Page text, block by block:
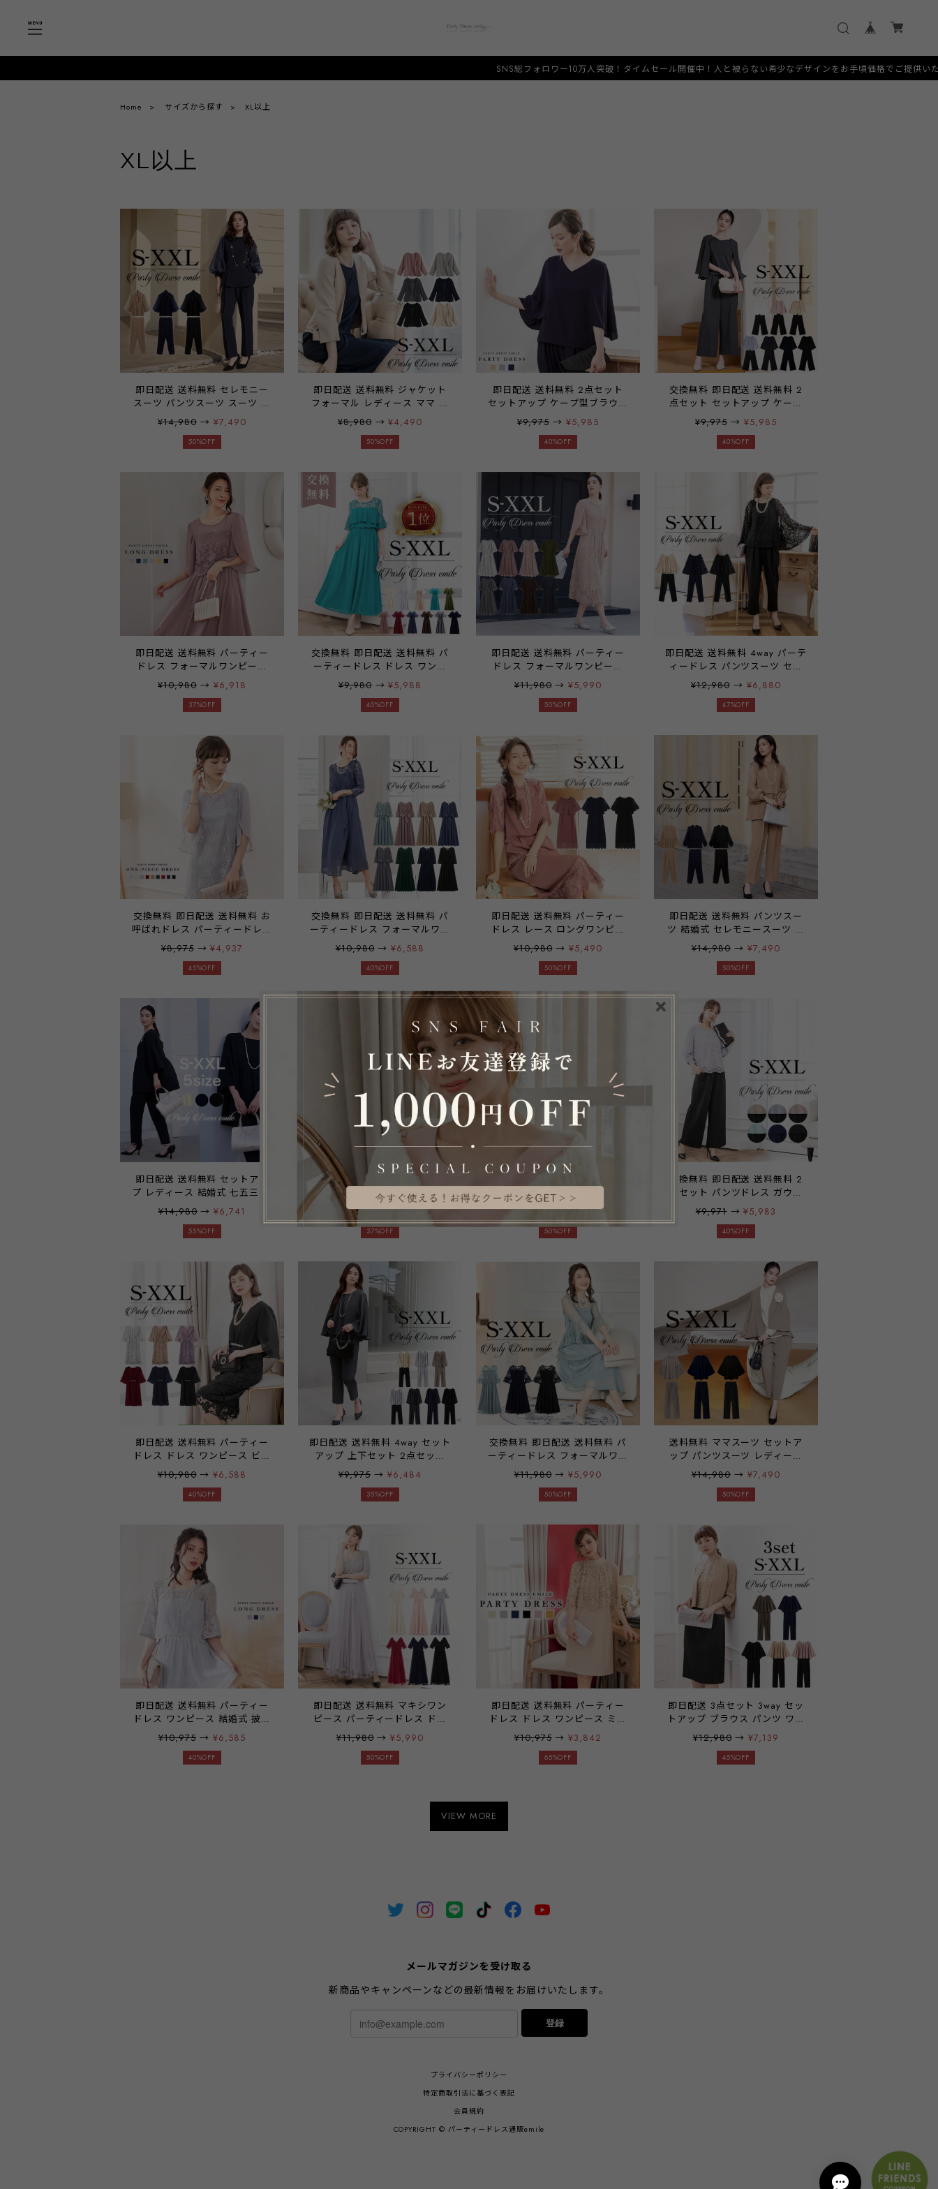
SNS総フォロワー10万人突破！タイムセール開催中！人と被らない希少なデザインをお手頃価格でご提供いたします。
Home サイズから探す XL以上
XL以上
即日配送 送料無料 セレモニー
スーツ パンツスーツ スーツ レ
ディース バルーンスリーブ マ
マスーツ センタープレス 入学
式 入園式 卒業式 卒園式 七五三
50代 30代 フォーマル セットア
ップ emile0359
¥14,980 → ¥7,490
50%OFF
即日配送 送料無料 ジャケット
フォーマル レディース ママ 母
ボレロ 結婚式 長袖 パーティー
大きいサイズ ノーカラー 羽織
お呼ばれ 七分袖 7分袖 レディー
emile0219
¥8,980→¥4,490
50%OFF
即日配送 送料無料 2点セット
セットアップ ケープ型ブラウス
パーティードレス パンツドレス
上下セット 袖有り パンツ 結婚
式 二次会 披露宴 パーティー ブ
ィス ワンピース ミセス レディ
ース 20代 30代 40代 大きいサ
イズ お呼ばれ ドレス
emile0117
¥9,975 → ¥5,985
40%OFF
交換無料 即日配送 送料無料 2
点セット セットアップ ケープ
型ブラウス ワイドパンツ パー
ティードレス パンツドレス 上
下セット 袖有り パンツ 結婚式
イダル ウェディング OL オフィ
ス ワンピース ミセス レディー
ス 20代 30代 40代 大きいサイ
ズ お呼ばれ ドレス emile0030
¥9,975 → ¥5,985
40%OFF
即日配送 送料無料 パーティー
ドレス フォーマルワンピース
フォーマルドレス ドレス 披露
宴 結婚式 二次会 入学式 卒業式
食事会 レース 五分袖 チューリ
ス ワンピース 大きいサイズ フ
レア ネイビー グレー グレーパ
ープル グレーブルー ブラック
マスタード emile0218
¥10,980 → ¥6,918
37%OFF
交換無料 即日配送 送料無料 パ
ーティードレス ドレス ワンピ
ース ロングドレス レース シフ
ォン フリル 袖有り マキシ丈 お
呼ばれドレス 結婚式 二次会 披
ティ パーティー ブライダル レ
ディース 20代 30代 40代 大き
いサイズ 体型カバー お呼ばれ
emile0051
¥9,980→¥5,988
40%OFF
即日配送 送料無料 パーティー
ドレス フォーマルワンピース
フォーマルドレス ドレス 披露
宴 結婚式 二次会 レース 長袖
七分袖 チューリップスリーブ
グレー グレーパープル オリー
ブグリーン emile0185
¥11,980→¥5,990
50%OFF
即日配送 送料無料 4way パーテ
ィードレス パンツスーツ セッ
トアップ 上下セット 3点セット
パンツドレス ドレス スーツ レ
ース 袖有り 袖なし ケープ フレ
披露宴 謝恩会 食事会 入学式 卒
園式 参観日 学校行事 パーティ
パーティー 通勤 オフィス レデ
ィース 20代 30代 40代 大きい
サイズ お呼ばれ emile0114
¥12,980 → ¥6,880
47%OFF
交換無料 即日配送 送料無料 お
呼ばれドレス パーティードレス
ドレス ワンピース ミディアム
ドレス レース シフォン 袖有り
膝丈 お呼ばれドレス 結婚式 二
ーティー ブライダル 通勤 オフ
ィス レディース 20代 30代 40
代 大きいサイズ お呼ばれ 雑誌
掲載商品 emile0017 77h55
¥8,975→¥4,937
45%OFF
交換無料 即日配送 送料無料 パ
ーティードレス フォーマルワン
ピース フォーマルドレス 披露
宴 結婚式 二次会 レース 袖つき
長袖 七分袖 レース袖 フレアワ
ストゴム ブラック ネイビー ブ
ルーグレー パープルグレー グ
リーン emile0190
¥10,980→¥6,588
40%OFF
即日配送 送料無料 パーティー
ドレス レース ロングワンピー
ス 結婚式 ドレス ワンピースド
レス レディース 袖あり 半袖 フ
ォーマル セレモニー お呼ばれ
服装 母親 入学式 二次会 披露宴
¥10,980→¥5,490
50%OFF
即日配送 送料無料 パンツスー
ツ 結婚式 セレモニースーツ 七
五三 入園式 服装 母親 卒園式
ママ プリーツ 切替 パンツドレ
ス スーツ 母 パーティードレス
きいサイズ セットアップ レデ
ィース 入学式 30代 40代 50代
おしゃれ コーデ 春 夏 秋 冬
emile0356
¥14,980 → ¥7,490
50%OFF
即日配送 送料無料 セットアッ
プ レディース 結婚式 七五三 マ
マスーツ パンツスーツ セレモ
ニースーツ ティアード カジュ
アル パンツドレス 大きいサイ
め 母親 服装 おしゃれ コーデ
入学式 卒業式 パーティー ネイ
ビー アプリコット ブラック
emile0381
¥14,980→¥6,741
55%OFF
交換無料 即日配送 送料無料 パ
ーティードレス フォーマルワン
ピース フォーマルドレス 披露
宴 結婚式 二次会 レース シフォ
ン シアー 袖つき 袖あり 長袖
ンピース ロング丈 ロング セッ
トアップ風 S M L XL XXL
emile0330
¥10,980→¥6,918
37%OFF
レロ レース ショール カーディ
ガン ティアー セクシー シフォ
ン 着痩せ 羽織物 ショール スト
ール パーティードレス 結婚式
いサイズ お呼ばれ ドレス k-
yymmm emile0008
¥5,980→¥2,990
50%OFF
交換無料 即日配送 送料無料 2
点セット パンツドレス ガウチ
ョパンツ レース ブラウス ドレ
ス セットアップ 上下セット パ
ーティードレス ドレス パンツ
結婚式 二次会 披露宴 パーティ
ー ブライダル 通勤 オフィス 学
校行事 レディース 20代 30代
40代 大きいサイズ お呼ばれ
emile0023
¥9,971→¥5,983
40%OFF
即日配送 送料無料 パーティー
ドレス ドレス ワンピース ビジ
ュードレス ミディアムドレス
レース シフォン ドレープ 袖有
り 膝丈 ハーフ丈 他と被らない
ーティ パーティー ブライダル
レディース 20代 30代 40代 大
きいサイズ お呼ばれ
emile0206
¥10,980→¥6,588
40%OFF
即日配送 送料無料 4way セット
アップ 上下セット 2点セット
パンツドレス パンツスーツ パ
ーティードレス ドレス スーツ
シフォン 袖有り ケープ フレア
露宴 謝恩会 食事会 入学式 卒園
式 参観日 学校行事 パーティ パ
ーティー ブライダル 通勤 オフ
ィス レディース 20代 30代 40
代 大きいサイズ お呼ばれ
emile0061
¥9,975 → ¥6,484
35%OFF
交換無料 即日配送 送料無料 パ
ーティードレス フォーマルワン
ピース フォーマルドレス 披露
宴 結婚式 二次会 レース 袖つき
長袖 七分袖 レース袖 フレアワ
ストゴム ベルスリーブ レース
切り替え シアー 透け感
emile0193
¥11,980→¥5,990
50%OFF
送料無料 ママスーツ セットア
ップ パンツスーツ レディース
2点セット 大きいサイズ ノーカ
ラージャケット パーティードレ
ス 結婚式 卒業式 スーツ 母 入
冬 emile0360
¥14,980 → ¥7,490
50%OFF
即日配送 送料無料 パーティー
ドレス ワンピース 結婚式 披露
宴 二次会 レース袖 袖あり 五分
袖 Aライン フレアワンピース
シフォン ウエストマーク パー
¥10,975 → ¥6,585
40%OFF
即日配送 送料無料 マキシワン
ピース パーティードレス ドレ
ス ワンピース ロングドレス レ
ース 袖有り ミモレ丈 結婚式 二
次会 披露宴 謝恩会 パーティ パ
ズ お呼ばれ emile0024
¥11,980→¥5,990
50%OFF
即日配送 送料無料 パーティー
ドレス ドレス ワンピース ミデ
ィアムドレス お呼ばれドレス
レース シフォン 袖有り 膝丈 結
婚式 二次会 披露宴 謝恩会 パー
大きいサイズ お呼ばれ
emile0016【アウトレット】
¥10,975→¥3,842
65%OFF
即日配送 3点セット 3way セッ
トアップ ブラウス パンツ ワン
ピース パーティードレス 上下
セット 袖有り 七分袖 パンツ 結
婚式 二次会 披露宴 謝恩会 パー
¥12,980→¥7,139
45%OFF
VIEW MORE
メールマガジンを受け取る
新商品やキャンペーンなどの最新情報をお届けいたします。
登録
プライバシーポリシー
特定商取引法に基づく表記
会員規約
COPYRIGHT © パーティードレス通販emile